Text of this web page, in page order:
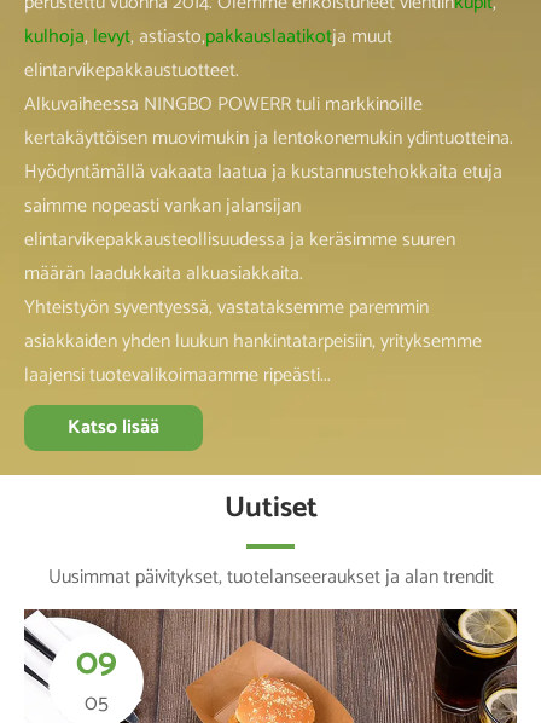
kulhoja,levyt, astiasto,pakkauslaatikotja muut
elintarvikepakkaustuotteet.
Alkuvaiheessa NINGBO POWERR tuli markkinoille
kertakäyttöisen muovimukin ja lentokonemukin ydintuotteina.
Hyödyntämällä vakaata laatua ja kustannustehokkaita etuja
saimme nopeasti vankan jalansijan
elintarvikepakkausteollisuudessa ja keräsimme suuren
määrän laadukkaita alkuasiakkaita.
Yhteistyön syventyessä, vastataksemme paremmin
asiakkaiden yhden luukun hankintatarpeisiin, yrityksemme
laajensi tuotevalikoimaamme ripeästi...
Katso lisää
Uutiset
Uusimmat päivitykset, tuotelanseeraukset ja alan trendit
09
05